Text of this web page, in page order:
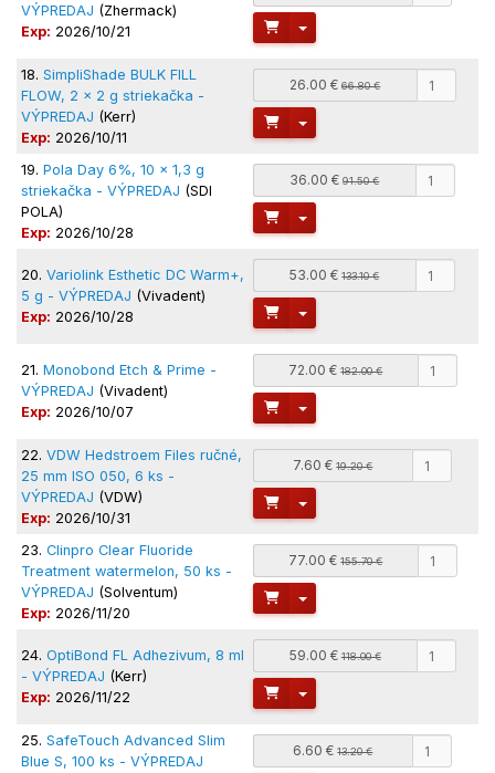
VÝPREDAJ (Zhermack)
Exp: 2026/10/21 Toggle Dropdown
18. SimpliShade BULK FILL
FLOW, 2 x 2 g striekačka -
VÝPREDAJ (Kerr)
Exp: 2026/10/11
26.00 €66.80 €
Toggle Dropdown
19. Pola Day 6%, 10 x 1,3 g
striekačka - VÝPREDAJ (SDI
POLA)
Exp: 2026/10/28
36.00 €91.50 €
Toggle Dropdown
20. Variolink Esthetic DC Warm+,
5 g - VÝPREDAJ (Vivadent)
Exp: 2026/10/28
53.00 €133.10 €
Toggle Dropdown
21. Monobond Etch & Prime -
VÝPREDAJ (Vivadent)
Exp: 2026/10/07
72.00 €182.00 €
Toggle Dropdown
22. VDW Hedstroem Files ručné,
25 mm ISO 050, 6 ks -
VÝPREDAJ (VDW)
Exp: 2026/10/31
7.60 €19.20 €
Toggle Dropdown
23. Clinpro Clear Fluoride
Treatment watermelon, 50 ks -
VÝPREDAJ (Solventum)
Exp: 2026/11/20
77.00 €155.70 €
Toggle Dropdown
24. OptiBond FL Adhezivum, 8 ml
- VÝPREDAJ (Kerr)
Exp: 2026/11/22
59.00 €118.00 €
Toggle Dropdown
25. SafeTouch Advanced Slim
Blue S, 100 ks - VÝPREDAJ
6.60 €13.20 €